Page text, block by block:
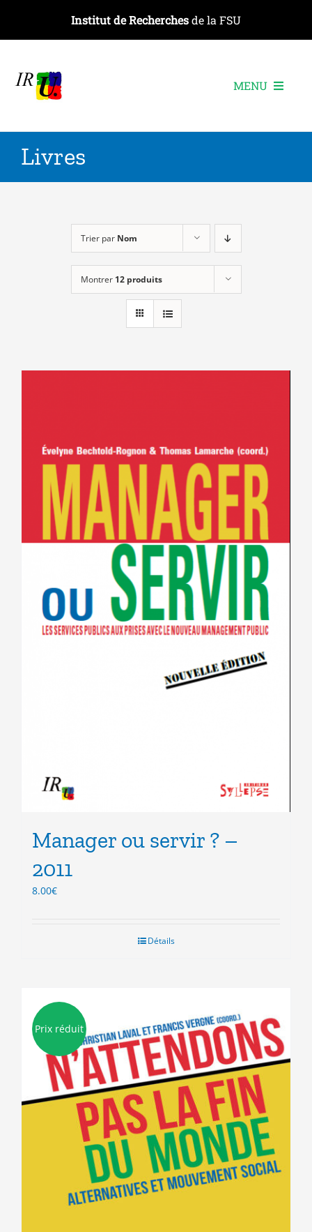
contenu
Institut de Recherchesde la FSU
MENU
Les recherches
Les événements
Livres
Trier par Nom
Montrer 12 produits
Manager ou servir ? –
2011
8.00€
Détails
Prix réduit